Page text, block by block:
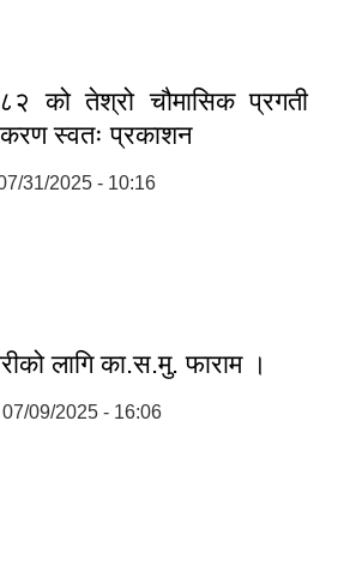
को तेश्रो चौमासिक प्रगती
स्वतः प्रकाशन
31/2025 - 10:16
लागि का.स.मु. फाराम ।
09/2025 - 16:06